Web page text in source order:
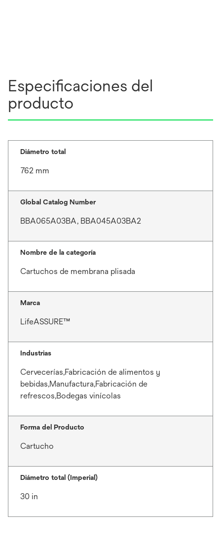
Especificaciones del
producto
Diámetro total
762 mm
Global Catalog Number
BBA065A03BA, BBA045A03BA2
Nombre de la categoría
Cartuchos de membrana plisada
Marca
LifeASSURE™
Industrias
Cervecerías,Fabricación de alimentos y
bebidas,Manufactura,Fabricación de
refrescos,Bodegas vinícolas
Forma del Producto
Cartucho
Diámetro total (Imperial)
30 in